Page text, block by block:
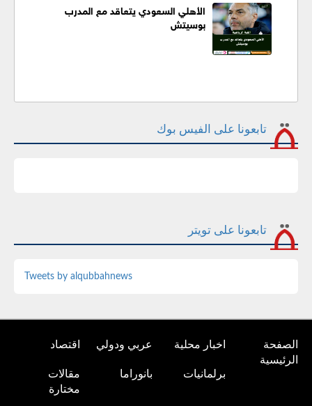
الأهلي السعودي يتعاقد مع المدرب
بوسيتش
تابعونا على الفيس بوك
تابعونا على تويتر
Tweets by alqubbahnews
الصفحة
الرئيسية
اخبار محلية عربي ودولي اقتصاد
برلمانيات بانوراما
مقالات
مختارة